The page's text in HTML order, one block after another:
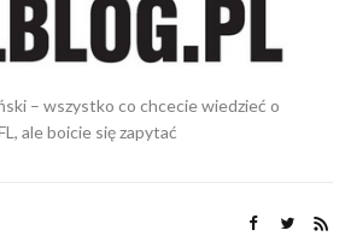
– wszystko co chcecie wiedzieć o
ale boicie się zapytać